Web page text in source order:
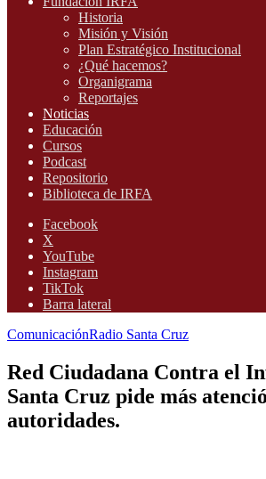
Historia
Misión y Visión
Plan Estratégico Institucional
¿Qué hacemos?
Organigrama
Reportajes
Noticias
Educación
Cursos
Podcast
Repositorio
Biblioteca de IRFA
Facebook
X
YouTube
Instagram
TikTok
Barra lateral
ComunicaciónRadio Santa Cruz
Red Ciudadana Contra el
Santa Cruz pide más
autoridades.